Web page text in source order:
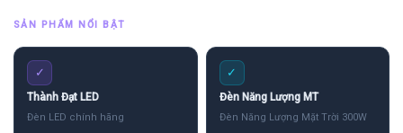
SẢN PHẨM NỔI BẬT
✓
Thành Đạt LED
Đèn LED chính hãng
✓
Đèn Năng Lượng MT
Đèn Năng Lượng Mặt Trời 300W